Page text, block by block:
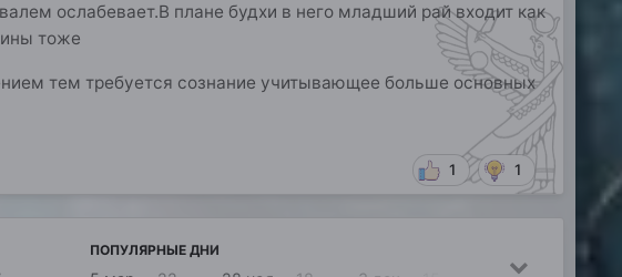
ослабевает.В плане будхи в него младший рай входит как
тоже
тем требуется сознание учитывающее больше основных
1 1
ПОПУЛЯРНЫЕ ДНИ